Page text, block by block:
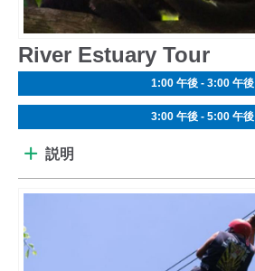
River Estuary Tour
1:00 午後 - 3:00 午後
3:00 午後 - 5:00 午後
説明